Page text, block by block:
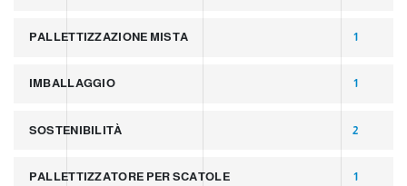
PALLETTIZZAZIONE MISTA 1
IMBALLAGGIO 1
SOSTENIBILITÀ 2
PALLETTIZZATORE PER SCATOLE 1